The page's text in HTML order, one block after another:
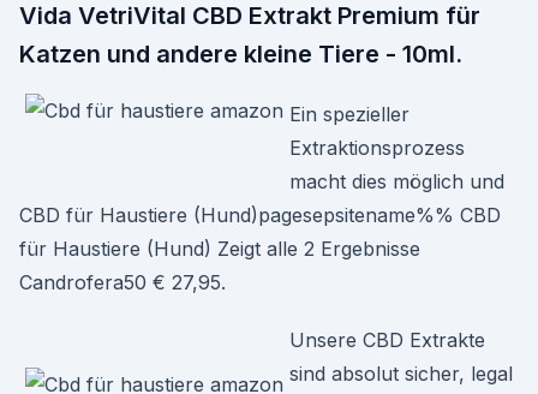
Vida VetriVital CBD Extrakt Premium für
Katzen und andere kleine Tiere - 10ml.
Ein spezieller
Extraktionsprozess
macht dies möglich und
CBD für Haustiere (Hund)pagesepsitename%% CBD
für Haustiere (Hund) Zeigt alle 2 Ergebnisse
Candrofera50 € 27,95.
Unsere CBD Extrakte
sind absolut sicher, legal